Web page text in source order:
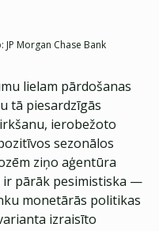
JP Morgan Chase Bank
lielam pārdošanas
tā piesardzīgās
ierobežoto
sezonālos
ziņo aģentūra
ir pārāk pesimistiska —
monetārās politikas
izraisīto